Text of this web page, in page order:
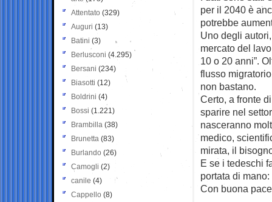
per il 2040 è
potrebbe
Uno degli
mercato del
10 o 20 anni”.
flusso
non bastano.
Certo, a fronte
sparire nel
nasceranno
medico,
mirata, il
E se i tedeschi
portata di
Con buona
Attentato (329)
Auguri (13)
Batini (3)
Berlusconi (4.295)
Bersani (234)
Biasotti (12)
Boldrini (4)
Bossi (1.221)
Brambilla (38)
Brunetta (83)
Burlando (26)
Camogli (2)
canile (4)
Cappello (8)